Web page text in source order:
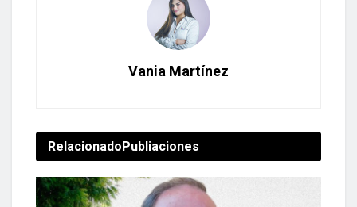
Vania Martínez
RelacionadoPubliaciones